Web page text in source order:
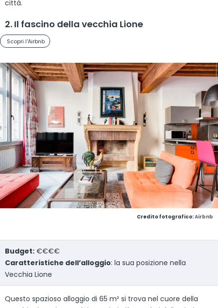
città.
2. Il fascino della vecchia Lione
Scopri l'Airbnb
Credito fotografico:Airbnb
Budget: €€€€
Caratteristiche dell’alloggio: la sua posizione nella
Vecchia Lione
Questo spazioso alloggio di 65 m² si trova nel cuore della